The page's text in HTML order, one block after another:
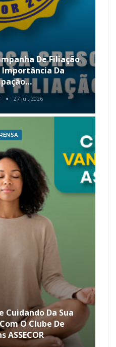
De Filiação
Importância Da
27 jul, 2026
Cuidando Da Sua
O Clube De
ASSECOR